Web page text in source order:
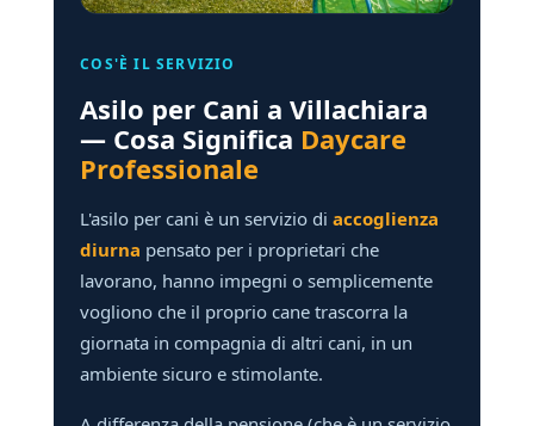
COS'È IL SERVIZIO
Asilo per Cani a Villachiara
— Cosa Significa Daycare
Professionale
L'asilo per cani è un servizio diaccoglienza
diurna pensato per i proprietari che
lavorano, hanno impegni o semplicemente
vogliono che il proprio cane trascorra la
giornata in compagnia di altri cani, in un
ambiente sicuro e stimolante.